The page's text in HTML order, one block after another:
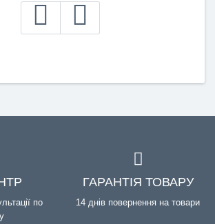
по
ГАРАНТІЯ ТОВАРУ
14 днів повернення на товари